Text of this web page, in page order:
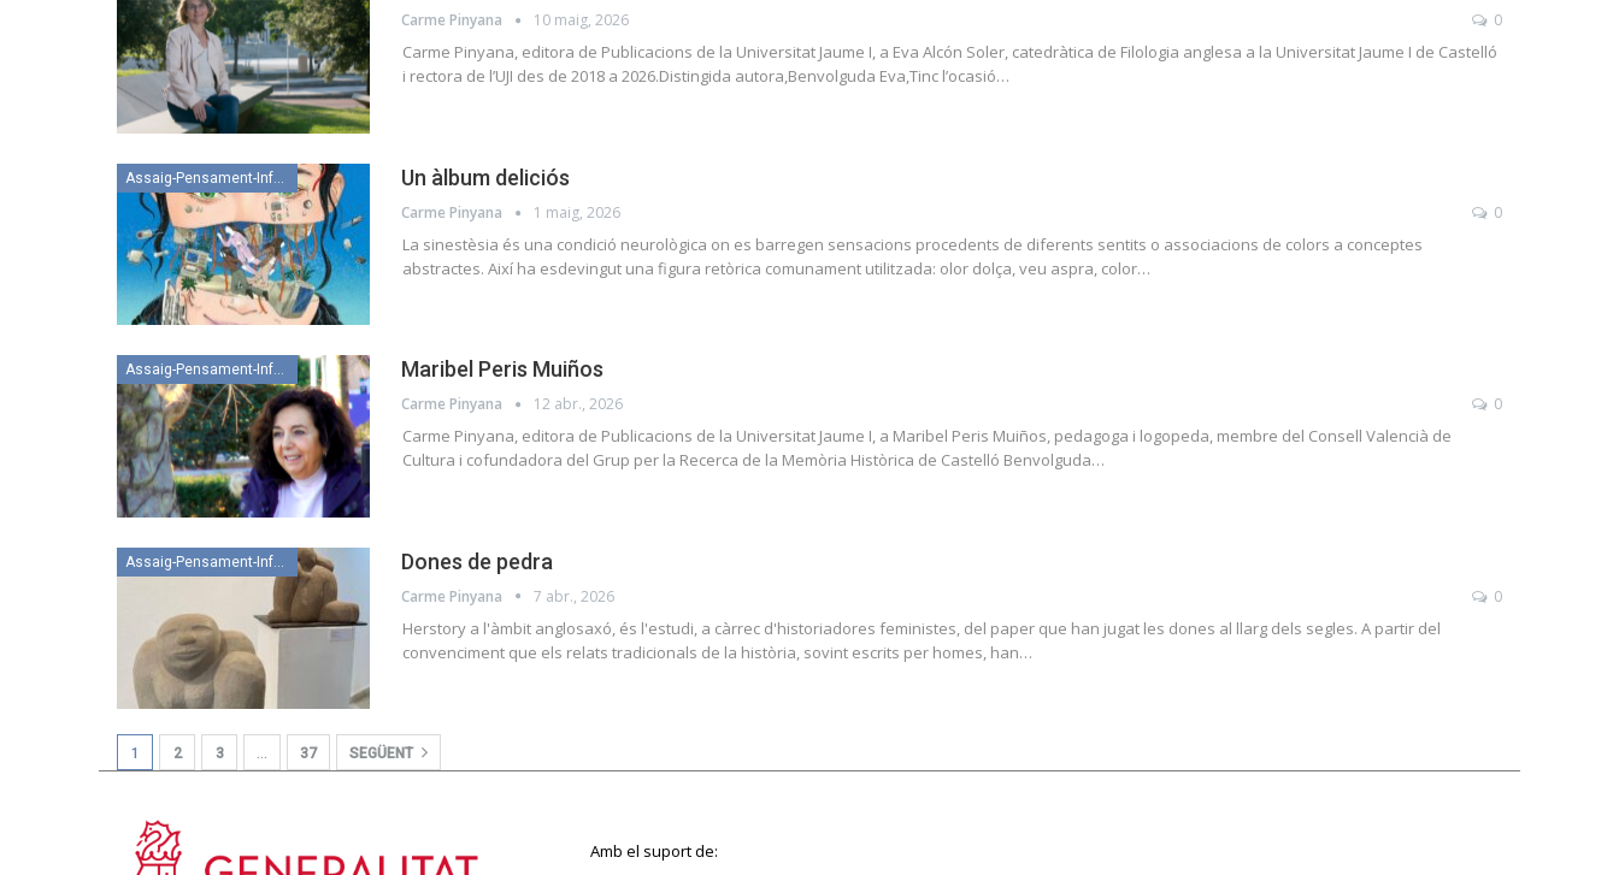
Carme Pinyana 10 maig, 2026 0
Carme Pinyana, editora de Publicacions de la Universitat Jaume I, a Eva Alcón Soler, catedràtica de Filologia anglesa a la Universitat Jaume I de Castelló
i rectora de l’UJI des de 2018 a 2026.Distingida autora,Benvolguda Eva,Tinc l’ocasió…
Un àlbum deliciós
Carme Pinyana 1 maig, 2026 0
La sinestèsia és una condició neurològica on es barregen sensacions procedents de diferents sentits o associacions de colors a conceptes
abstractes. Així ha esdevingut una figura retòrica comunament utilitzada: olor dolça, veu aspra, color…
Assaig-Pensament-Informació Maribel Peris Muiños
Carme Pinyana 12 abr., 2026 0
Carme Pinyana, editora de Publicacions de la Universitat Jaume I, a Maribel Peris Muiños, pedagoga i logopeda, membre del Consell Valencià de
Cultura i cofundadora del Grup per la Recerca de la Memòria Històrica de Castelló Benvolguda…
Dones de pedra
Carme Pinyana 7 abr., 2026 0
Herstory a l'àmbit anglosaxó, és l'estudi, a càrrec d'historiadores feministes, del paper que han jugat les dones al llarg dels segles. A partir del
convenciment que els relats tradicionals de la història, sovint escrits per homes, han…
1 2 3 … 37 SEGÜENT
Amb el suport de: